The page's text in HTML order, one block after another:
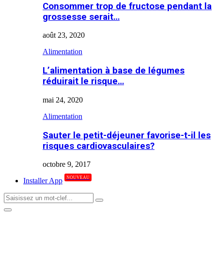
Consommer trop de fructose pendant la
grossesse serait…
août 23, 2020
Alimentation
L’alimentation à base de légumes
réduirait le risque…
mai 24, 2020
Alimentation
Sauter le petit-déjeuner favorise-t-il les
risques cardiovasculaires?
octobre 9, 2017
Installer App
NOUVEAU
Search
for:
Search
Primary